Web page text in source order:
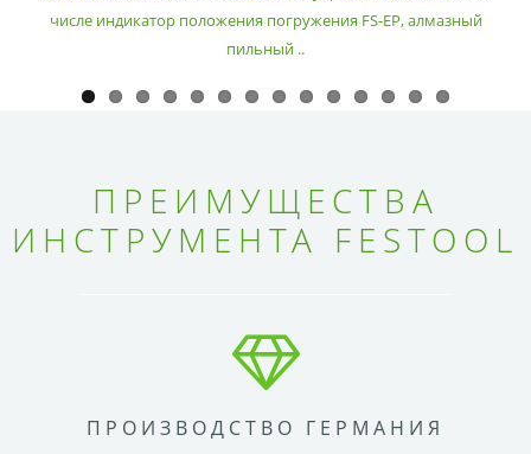
числе индикатор положения погружения FS-EP, алмазный
пильный ..
ПРЕИМУЩЕСТВА
ИНСТРУМЕНТА FESTOOL
ПРОИЗВОДСТВО ГЕРМАНИЯ